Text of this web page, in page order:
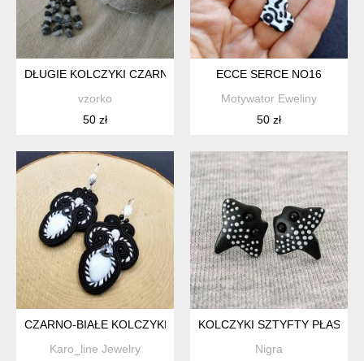
DŁUGIE KOLCZYKI CZARNO-BIAŁE Z TURMALINEM I
vzorko
50 zł
ECCE SERCE NO16
Motywator Eweliny
50 zł
CZARNO-BIAŁE KOLCZYKI SUTASZ
Karo_line Jewelry
KOLCZYKI SZTYFTY
Nigra